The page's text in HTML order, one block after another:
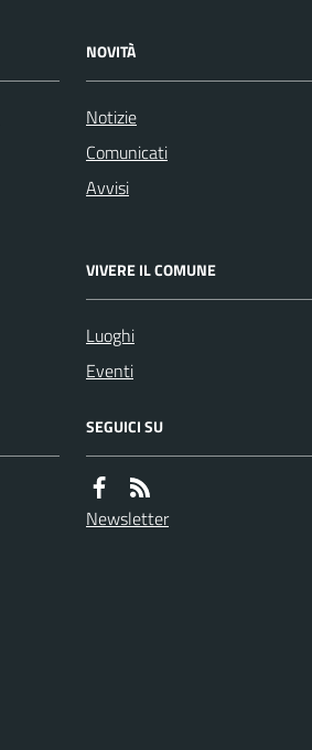
NOVITÀ
Notizie
Comunicati
Avvisi
VIVERE IL COMUNE
Luoghi
Eventi
SEGUICI SU
Newsletter